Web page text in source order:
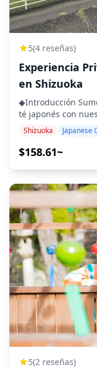
5(4 reseñas)
Experiencia
en Shizuoka
◆Introducción
té japonés con
Experimente el
plantación
exquisitos y
compartirán
costumbres del té,
conexión entre el
serena belleza de
recuerdos
del té japonés.
más ◆Incluido ・Guía de habla china / inglesa / coreana
・Experiencia de
Tratamiento
enfermedad durante el
gastos personales
té ◆Itinerario ・Sakyo-en (2 horas) ¡Disfrute de la
experiencia de
té verde de
oportunidad de
hojas de té
del exuberante
Shizuoka Japanese
$158.61~
5(2 reseñas)